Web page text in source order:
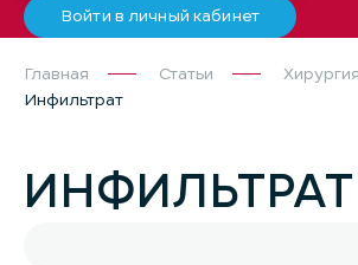
Войти в личный кабинет
Главная Статьи
Хирургия
Инфильтрат
ИНФИЛЬТРАТ